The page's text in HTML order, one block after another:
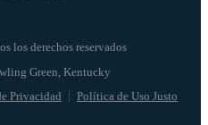
los derechos reservados
Privacidad Política de Uso Justo